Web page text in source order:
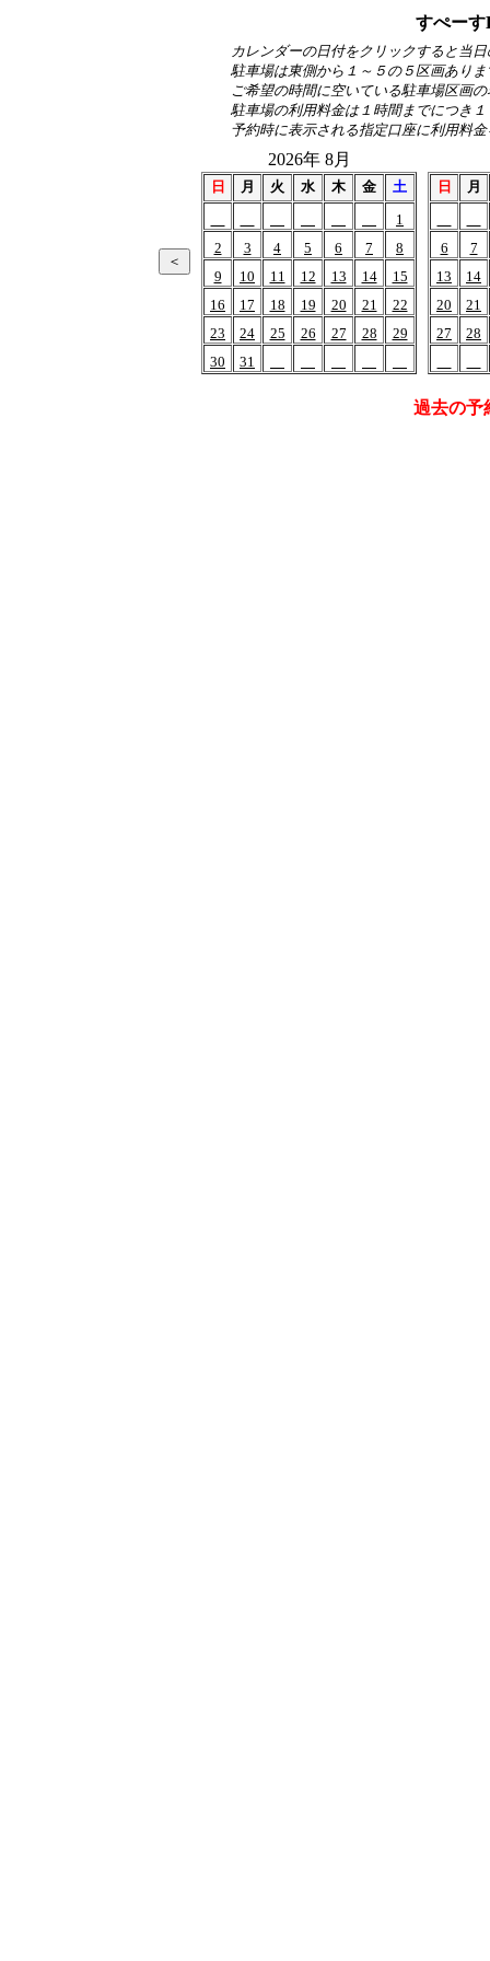
すぺー
カレンダーの日付をクリックすると当
駐車場は東側から１～５の５区画ありま
ご希望の時間に空いている駐車場区画
駐車場の利用料金は１時間までにつき
予約時に表示される指定口座に利用料
2026年 8月
日 月 火 水 木 金
土
1
2
3 4 5 6 7
8
9
10 11 12 13 14
15
16
17 18 19 20 21
22
23
24 25 26 27 28
29
30
31
日 月
6
7
13
14
20
21
27
28
過去の予